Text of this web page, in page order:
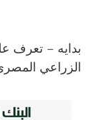
بدايه – تعرف
الزراعي